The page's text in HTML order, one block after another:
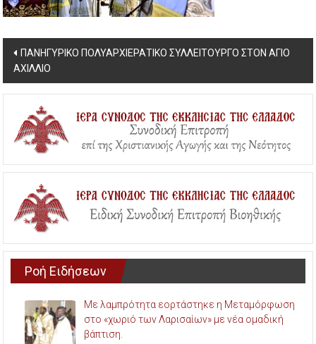
Post
navigation
ΠΑΝΗΓΥΡΙΚΟ ΠΟΛΥΑΡΧΙΕΡΑΤΙΚΟ ΣΥΛΛΕΙΤΟΥΡΓΟ ΣΤΟΝ ΑΓΙΟ
ΑΧΙΛΛΙΟ
Ροή Ειδήσεων
Με λαμπρότητα εορτάστηκε η Μεταμόρφωση
στο «χωριό των Λαρισαίων» με νέα ομαδική
βάπτιση.